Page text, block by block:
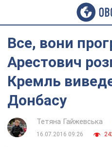
Все, вони
Арестович
Кремль
Донбасу
Тетяна Гайжевська
16.07.2016 09:26